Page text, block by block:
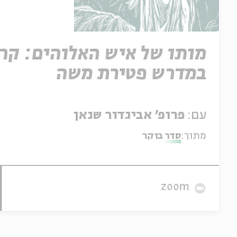
מותו של איש האלוהים:
במדרש פטירת משה
עם:
מתוך:סדר בוקר
zoom